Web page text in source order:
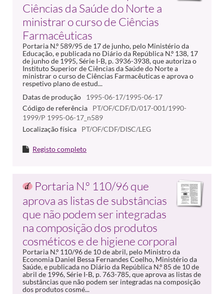
Ciências da Saúde do Norte a
ministrar o curso de Ciências
Farmacêuticas
Portaria N.º 589/95 de 17 de junho, pelo Ministério da
Educação, e publicada no Diário da República N.º 138, 17
de junho de 1995, Série I-B, p. 3936-3938, que autoriza o
Instituto Superior de Ciências da Saúde do Norte a
ministrar o curso de Ciências Farmacêuticas e aprova o
respetivo plano de estud...
Datas de produção
1995-06-17/1995-06-17
Código de referência
PT/OF/CDF/D/017-001/1990-
1999/P 1995-06-17_n589
Localização física
PT/OF/CDF/DISC/LEG
Registo completo
Portaria N.º 110/96 que
aprova as listas de substâncias
que não podem ser integradas
na composição dos produtos
cosméticos e de higiene corporal
Portaria N.º 110/96 de 10 de abril, pelo Ministro da
Economia Daniel Bessa Fernandes Coelho, Ministério da
Saúde, e publicada no Diário da República N.º 85 de 10 de
abril de 1996, Série I-B, p. 763-785, que aprova as listas de
substâncias que não podem ser integradas na composição
dos produtos cosmé...